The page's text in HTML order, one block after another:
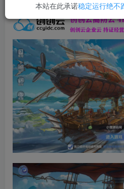
本站在此承诺稳定运行绝不